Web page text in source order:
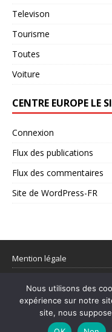
Televison
Tourisme
Toutes
Voiture
CENTRE EUROPE LE
Connexion
Flux des publications
Flux des commentaires
Site de WordPress-FR
Mention légale
© 1998–2026 Centre
Nous utilisons des
expérience sur notre
site, nous